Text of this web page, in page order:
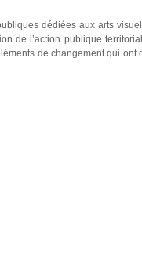
dédiées aux arts
de l’action publique
de changement qui